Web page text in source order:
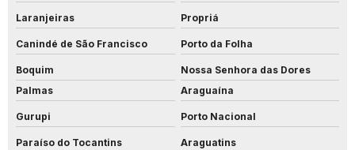
Laranjeiras Propriá
Canindé de São Francisco Porto da Folha
Boquim
Nossa Senhora das Dores
Palmas
Araguaína
Gurupi Porto Nacional
Paraíso do Tocantins Araguatins